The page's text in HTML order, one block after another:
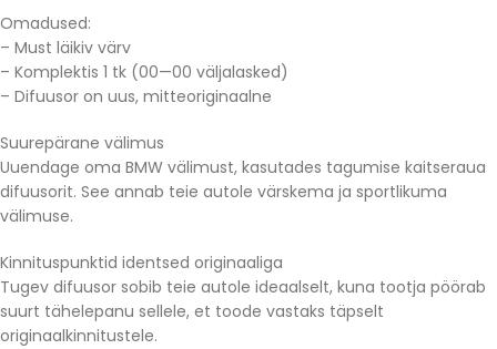
Omadused:
– Must läikiv värv
– Komplektis 1 tk (00—00 väljalasked)
– Difuusor on uus, mitteoriginaalne
Suurepärane välimus
Uuendage oma BMW välimust, kasutades tagumise kaitseraua
difuusorit. See annab teie autole värskema ja sportlikuma
välimuse.
Kinnituspunktid identsed originaaliga
Tugev difuusor sobib teie autole ideaalselt, kuna tootja pöörab
suurt tähelepanu sellele, et toode vastaks täpselt
originaalkinnitustele.